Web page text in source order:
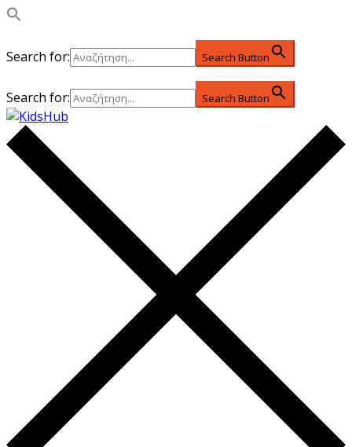
Search for: Search Button
Search for: Search Button